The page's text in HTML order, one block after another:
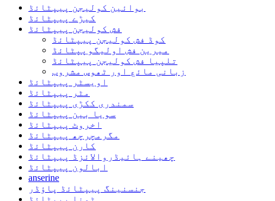
بوائین کولیجن پیپٹائڈ
کیڑے پیپٹائڈ
فش کولیجن پیپٹائڈ
کوڈ فش کولیجن پیپٹائڈ
میرین فش اولیگوپپٹائڈ
تلپیا فش کولیجن پیپٹائڈ
زبانی مائع اور ٹھوس مشروب
اویسٹر پیپٹائڈ
مٹر پیپٹائڈ
سمندری ککڑی پیپٹائڈ
سویا بین پیپٹائڈ
اخروٹ پیپٹائڈ
مگرمچرچھ پیپٹائڈ
کارن پیپٹائڈ
چھینے ہائیڈروالائزڈ پیپٹائڈ
ابالون پیپٹائڈ
anserine
جنسنینگ پیپٹائڈ پاؤڈر
ٹونا پیپٹائڈ